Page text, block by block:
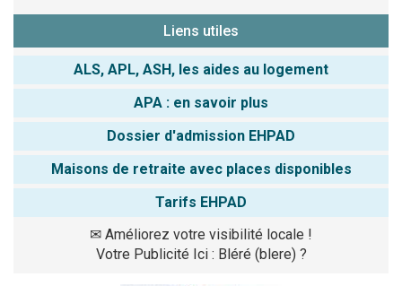
Liens utiles
ALS, APL, ASH, les aides au logement
APA : en savoir plus
Dossier d'admission EHPAD
Maisons de retraite avec places disponibles
Tarifs EHPAD
✉ Améliorez votre visibilité locale !
Votre Publicité Ici : Bléré (blere) ?